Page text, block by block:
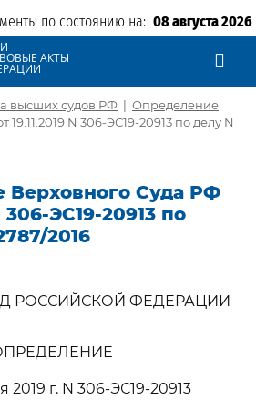
по состоянию на: 08 августа 2026
АКТЫ
высших судов РФ | Определение
N 306-ЭС19-20913 по делу N
Верховного Суда РФ
306-ЭС19-20913 по
2016
РОССИЙСКОЙ ФЕДЕРАЦИИ
2019 г. N 306-ЭС19-20913